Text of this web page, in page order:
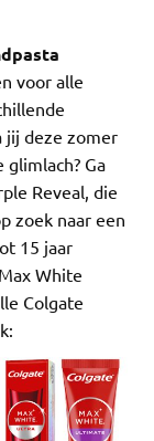
voor alle
jij deze zomer
Ga
Reveal, die
zoek naar een
15 jaar
White
Colgate